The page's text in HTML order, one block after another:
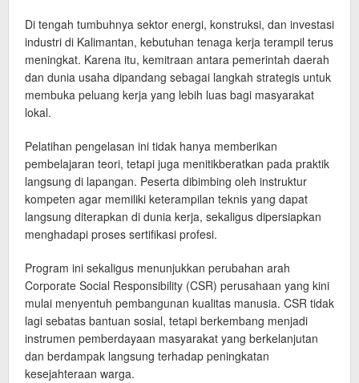
Di tengah tumbuhnya sektor energi, konstruksi, dan investasi
industri di Kalimantan, kebutuhan tenaga kerja terampil terus
meningkat. Karena itu, kemitraan antara pemerintah daerah
dan dunia usaha dipandang sebagai langkah strategis untuk
membuka peluang kerja yang lebih luas bagi masyarakat
lokal.
Pelatihan pengelasan ini tidak hanya memberikan
pembelajaran teori, tetapi juga menitikberatkan pada praktik
langsung di lapangan. Peserta dibimbing oleh instruktur
kompeten agar memiliki keterampilan teknis yang dapat
langsung diterapkan di dunia kerja, sekaligus dipersiapkan
menghadapi proses sertifikasi profesi.
Program ini sekaligus menunjukkan perubahan arah
Corporate Social Responsibility (CSR) perusahaan yang kini
mulai menyentuh pembangunan kualitas manusia. CSR tidak
lagi sebatas bantuan sosial, tetapi berkembang menjadi
instrumen pemberdayaan masyarakat yang berkelanjutan
dan berdampak langsung terhadap peningkatan
kesejahteraan warga.